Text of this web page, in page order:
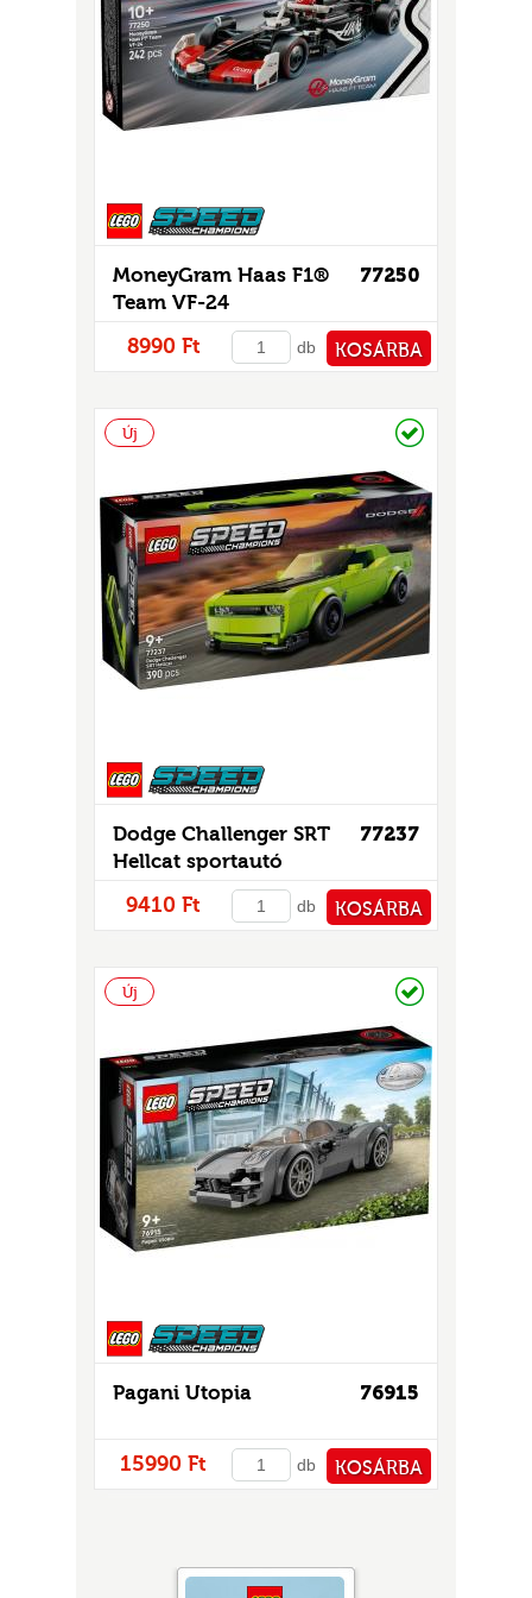
77250
MoneyGram Haas F1®
Team VF-24
8990 Ft db KOSÁRBA
Új
77237
Dodge Challenger SRT
Hellcat sportautó
9410 Ft db KOSÁRBA
Új
76915
Pagani Utopia
15990 Ft db KOSÁRBA